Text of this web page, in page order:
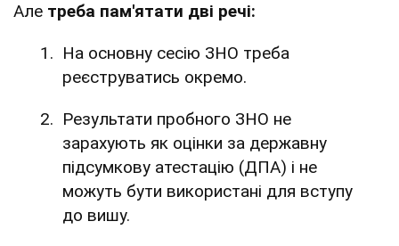
Але треба пам'ятати дві речі:
На основну сесію ЗНО треба
реєструватись окремо.
Результати пробного ЗНО не
зарахують як оцінки за державну
підсумкову атестацію (ДПА) і не
можуть бути використані для вступу
до вишу.